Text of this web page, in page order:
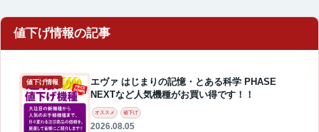
値下げ情報
エヴァ はじまりの記憶・とある科学 PHASE
NEXTなど人気機種がお買い得です！！
オススメ 値下げ
2026.08.05